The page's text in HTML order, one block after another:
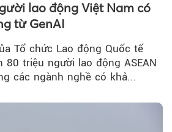
lao động Việt Nam có
từ GenAI
Tổ chức Lao động Quốc tế
80 triệu người lao động ASEAN
các ngành nghề có khả...